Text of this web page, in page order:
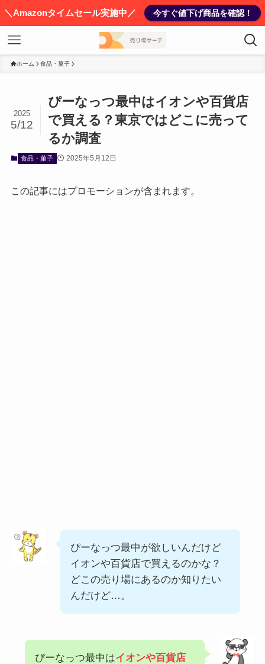
＼Amazonタイムセール実施中／ 今すぐ値下げ商品を確認！
ホーム 食品・菓子
ぴーなっつ最中はイオンや百貨店
で買える？東京ではどこに売って
るか調査
2025
5/12
食品・菓子 2025年5月12日
この記事にはプロモーションが含まれます。
ぴーなっつ最中が欲しいんだけど
イオンや百貨店で買えるのかな？
どこの売り場にあるのか知りたい
んだけど…。
ぴーなっつ最中はイオンや百貨店